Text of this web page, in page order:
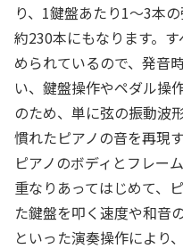
り、1鍵盤あたり1～3本
約230本にもなります。
められているので、発音
い、鍵盤操作やペダル操
のため、単に弦の振動波
慣れたピアノの音を再現
ピアノのボディとフレー
重なりあってはじめて、
た鍵盤を叩く速度や和音
といった演奏操作により